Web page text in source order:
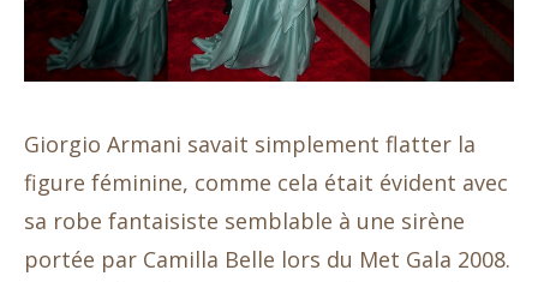
Giorgio Armani savait simplement flatter la
figure féminine, comme cela était évident avec
sa robe fantaisiste semblable à une sirène
portée par Camilla Belle lors du Met Gala 2008.